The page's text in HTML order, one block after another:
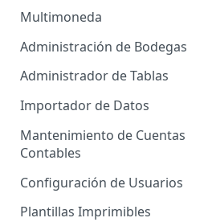
Cómo pagar en línea sus
Multimoneda
Administración de Bodegas
Administrador de Tablas
Administrador de Tablas de
Clientes
Administrador de Tablas para
Administrador de Tablas para
CRM
Importador de Datos
Importador de Cuentas
Contables
Importador de Clientes
Importador de Proveedores
Mantenimiento de Cuentas
Contables
Configuración de Usuarios
Permisos de Usuarios
Plantillas Imprimibles